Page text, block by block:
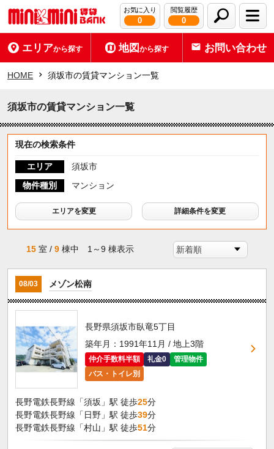
お気に入り
0
閲覧履歴
0
エリアから探す 地図から探す お問い合わせ
HOME 須坂市の賃貸マンション一覧
須坂市の賃貸マンション一覧
現在の検索条件
エリア
須坂市
物件種別
マンション
エリアを変更 詳細条件を変更
15 室 /9 棟中 1～9 棟表示
08/03 メゾン松南
長野県須坂市臥竜5丁目
築年月：1991年11月 / 地上3階
仲介手数料半額 礼金0
管理物件
バス・トイレ別
長野電鉄長野線「須坂」駅 徒歩25分
長野電鉄長野線「日野」駅 徒歩39分
長野電鉄長野線「村山」駅 徒歩51分